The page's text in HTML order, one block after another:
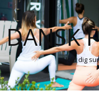
DANSK
Hold dig